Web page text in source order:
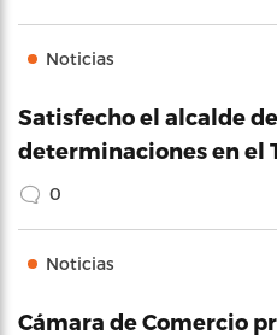
Noticias
Satisfecho el alcalde
determinaciones en el
0
Noticias
Cámara de Comercio